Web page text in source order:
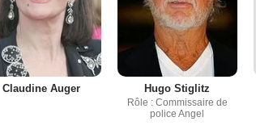
Claudine Auger Hugo Stiglitz
Rôle : Commissaire de
police Angel